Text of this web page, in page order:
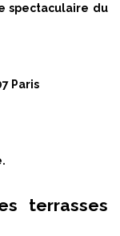
spectaculaire du
Paris
terrasses